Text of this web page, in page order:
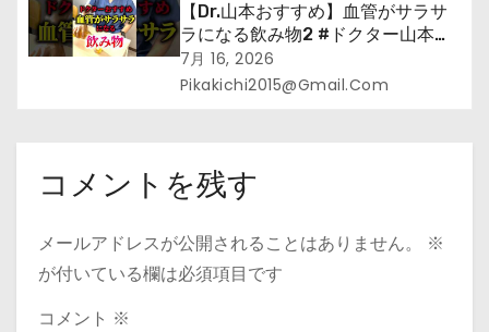
【Dr.山本おすすめ】血管がサラサ
ラになる飲み物2 #ドクター山本
#Dr.山本#緑茶
7月 16, 2026
Pikakichi2015@gmail.com
コメントを残す
メールアドレスが公開されることはありません。
※
が付いている欄は必須項目です
コメント ※